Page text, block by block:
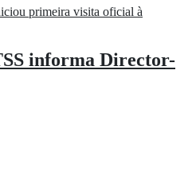
informa Director-